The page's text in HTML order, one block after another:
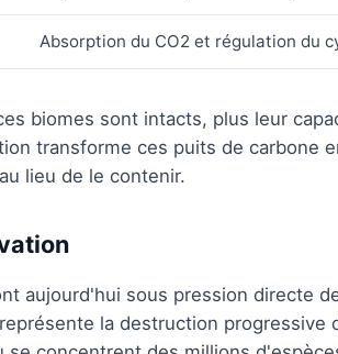
Absorption du CO2 et régulation du
biomes sont intacts, plus leur
transforme ces puits de carbone
lieu de le contenir.
aujourd'hui sous pression directe
la destruction progressive